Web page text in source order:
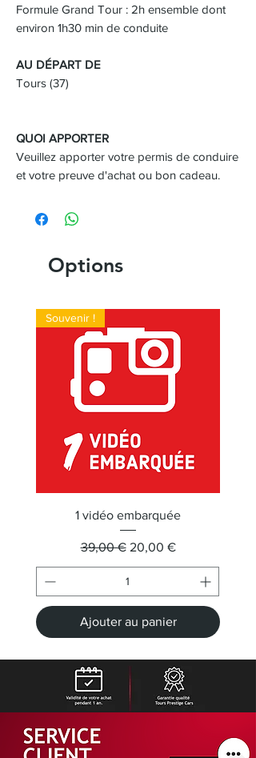
Formule Grand Tour : 2h ensemble dont
environ 1h30 min de conduite
AU DÉPART DE
Tours (37)
QUOI APPORTER
Veuillez apporter votre permis de conduire
et votre preuve d'achat ou bon cadeau.
Options
Souvenir !
1 vidéo embarquée
Prix original
39,00 € Prix promotionnel
20,00 €
Ajouter au panier